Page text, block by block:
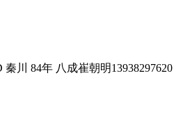
川 84年 八成崔朝明13938297620